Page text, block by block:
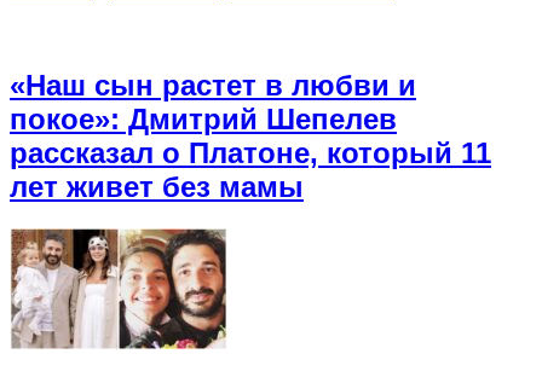
«Наш сын растет в любви и
покое»: Дмитрий Шепелев
рассказал о Платоне, который 11
лет живет без мамы